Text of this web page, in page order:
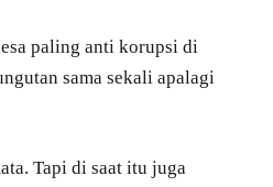
paling anti korupsi di
sama sekali apalagi
Tapi di saat itu juga